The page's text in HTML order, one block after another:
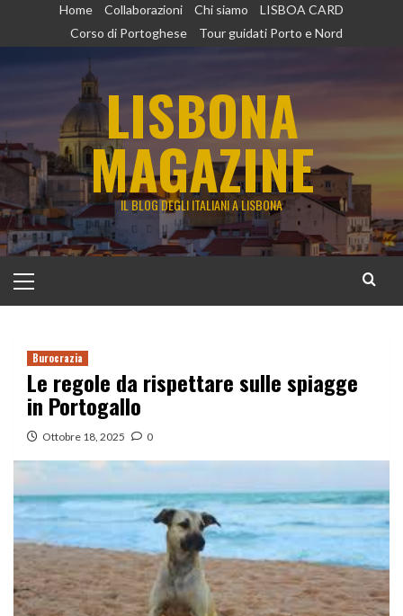
Home Collaborazioni Chi siamo
LISBOA CARD
Corso di Portoghese
Tour guidati Porto e Nord
LISBONA
MAGAZINE
IL BLOG DEGLI ITALIANI A LISBONA
principale
Burocrazia
Le regole da rispettare sulle spiagge
in Portogallo
Ottobre 18, 2025 0